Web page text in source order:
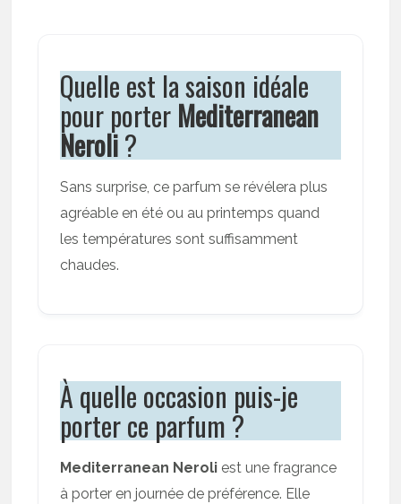
Quelle est la saison idéale
pour porter Mediterranean
Neroli?
Sans surprise, ce parfum se révélera plus
agréable en été ou au printemps quand
les températures sont suffisamment
chaudes.
À quelle occasion puis-je
porter ce parfum ?
Mediterranean Neroliest une fragrance
à porter en journée de préférence. Elle